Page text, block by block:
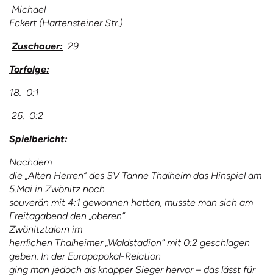
Michael
Eckert (Hartensteiner Str.)
Zuschauer: 29
Torfolge:
18. 0:1
26. 0:2
Spielbericht:
Nachdem
die „Alten Herren“ des SV Tanne Thalheim das Hinspiel am
5.Mai in Zwönitz noch
souverän mit 4:1 gewonnen hatten, musste man sich am
Freitagabend den „oberen“
Zwönitztalern im
herrlichen Thalheimer „Waldstadion“ mit 0:2 geschlagen
geben. In der Europapokal-Relation
ging man jedoch als knapper Sieger hervor – das lässt für